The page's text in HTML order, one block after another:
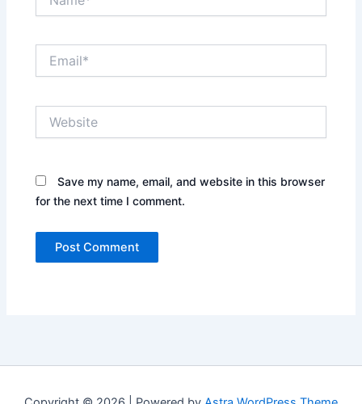
Save my name, email, and website in this browser
for the next time I comment.